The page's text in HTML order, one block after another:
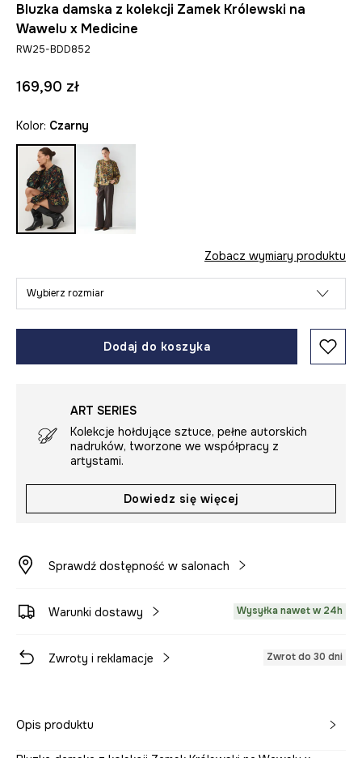
Bluzka damska z kolekcji Zamek Królewski na
Wawelu x Medicine
RW25-BDD852
169,90 zł
Kolor: czarny
Zobacz wymiary produktu
Wybierz rozmiar
Dodaj do koszyka
ART SERIES
Kolekcje hołdujące sztuce, pełne autorskich
nadruków, tworzone we współpracy z
artystami.
Dowiedz się więcej
Sprawdź dostępność w salonach
Warunki dostawy Wysyłka nawet w 24h
Zwroty i reklamacje Zwrot do 30 dni
Opis produktu